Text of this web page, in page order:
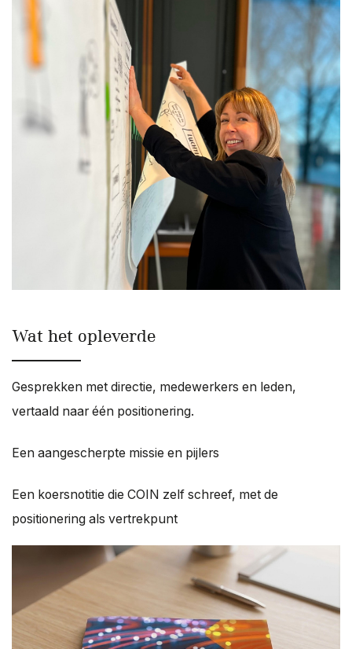
Wat het opleverde
Gesprekken met directie, medewerkers en leden,
vertaald naar één positionering.
Een aangescherpte missie en pijlers
Een koersnotitie die COIN zelf schreef, met de
positionering als vertrekpunt